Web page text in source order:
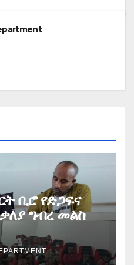
ቢሮ የድጋፍና
ግብረ መልስ